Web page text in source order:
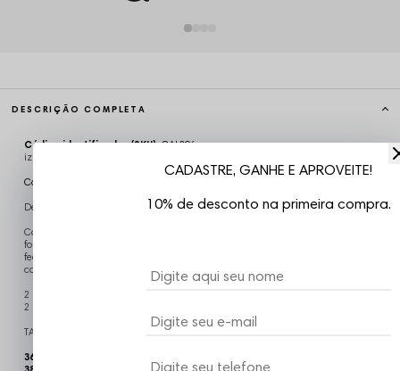
DESCRIÇÃO COMPLETA
Código identificador (SKU):CAL296
izu07
Calça Jeans Corte Reto Baggy
Descrição
Calça masculina desenvolvida em tecido Jeans. A modelagem é reta com
formato grande para o caimento mais largo. Possui cós com passantes,
fechamento por zíper e botão, bolsos frontais e bolsos chapados traseiros, e
costura e acabamento em tom contrastante.
2 bolsos frontais
2 bolsos traseiros
TAMANHO:
36 - Comprimento 110cm x Quadril 57cm x Cintura 42cm
CADASTRE, GANHE E APROVEITE!
10% de desconto na primeira compra.